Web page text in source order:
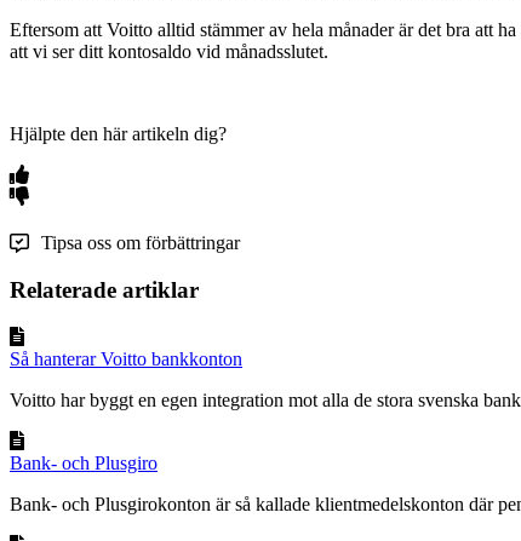
Eftersom att Voitto alltid stämmer av hela månader är det bra att
att vi ser ditt kontosaldo vid månadsslutet.
Hjälpte den här artikeln dig?
Tipsa oss om förbättringar
Relaterade artiklar
Så hanterar Voitto bankkonton
Voitto har byggt en egen integration mot alla de stora svenska
Bank- och Plusgiro
Bank- och Plusgirokonton är så kallade klientmedelskonton där